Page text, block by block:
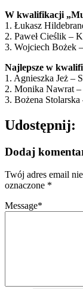
W kwalifikacji
1. Łukasz
2. Paweł Cieślik –
3. Wojciech Bożek
Najlepsze w
1. Agnieszka Jeż –
2. Monika Nawrat
3. Bożena
Udostępnij:
Dodaj
Twój adres email
oznaczone *
Message*